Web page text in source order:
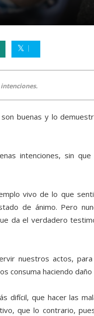
buenas y lo
intenciones, sin
vivo de lo que
de ánimo. Pero
da el verdadero
nuestros actos,
consuma haciendo
difícil, que hacer las
que lo contrario,